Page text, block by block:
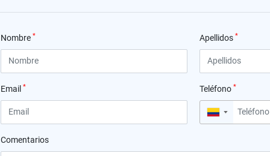
Nombre * Apellidos *
Email * Teléfono *
▼
Comentarios